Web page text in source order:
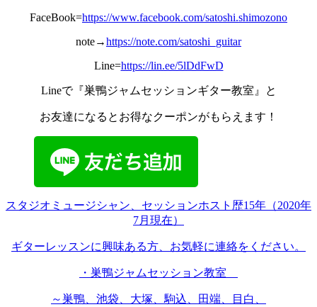
FaceBook=https://www.facebook.com/satoshi.shimozono
note→https://note.com/satoshi_guitar
Line=https://lin.ee/5lDdFwD
Lineで『巣鴨ジャムセッションギター教室』と
お友達になるとお得なクーポンがもらえます！
スタジオミュージシャン、セッションホスト歴15年（2020年
7月現在）
ギターレッスンに興味ある方、お気軽に連絡をください。
・巣鴨ジャムセッション教室
～巣鴨、池袋、大塚、駒込、田端、目白、